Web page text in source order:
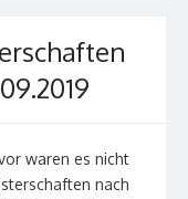
waren es nicht
nach